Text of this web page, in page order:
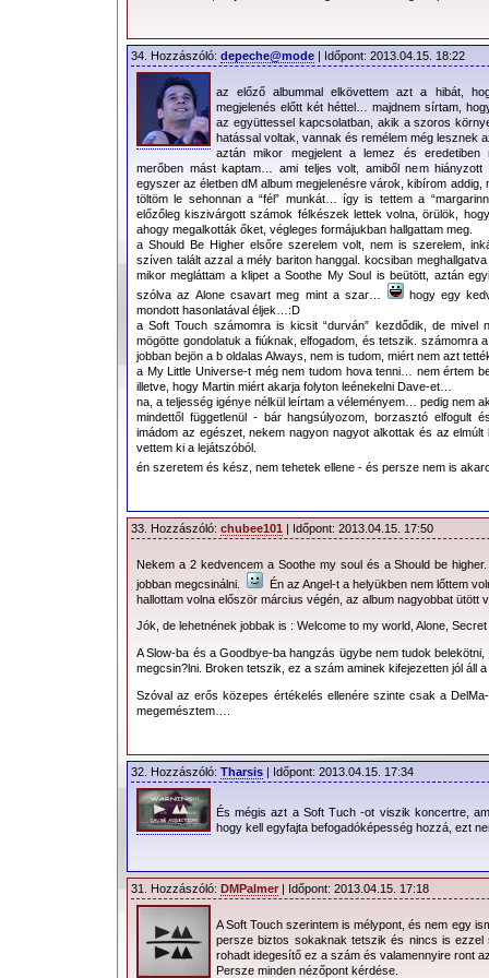
Komolyan gondolta-eMartinminden szavát vagy sem, a
rideg valóságba. Hiába a könyörgés a Mennyország örök
kell, miként azt már Zoránis megénekelte. A szerelmesek még
kapcsolatuk hamarosan a végéhez ér. A szerelem könyve
Énekére, másrészt Pál apostolnak a Korinthosziakhoz írt
része – én inkább ez utóbbira tippelnék)nem volt elég ahhoz,
A dal különleges megoldása (ami eddig inkább
végig amásikatjelöli meg („the problem should have been
ő maga követett el valamit még annak előtte(„if it hadn’t been me”).
Zárójelben jegyzem meg, hogy amiótaDave Gahan
olyan anyag, amikorDavedalai tökéletes elegyet alkotnak a
AMy Little Universemár a pokolba vezető utat, a megőrülés
utóérzéssel. A magába zárkózott (elhagyott?) szerelmes,
királynak érzi magát, és ahová nem teheti be a lábát senki, de
vele, éspróbálja uralma alatt tartani a kitörni készülő farkasokat,
A következő dal, aSlowakár egyTakáts Tamás - Dirty
szexuális töltetét ragadva ki), ha nem adepeCHe MODE
pontján csendülne fel. Az előző dal tükrében ugyanis ez a
vágyó szerelmes fohászának tűnik.
Lassan, lassan, amilyen
érezzük, hogy a lemez mindjárt megakad. Bakeliten hallgatva,
lejátszás sebességét, de szerencsére megtették ezt helyettünk a
Broken az első nóta, amelyben a segítő jobbot nyújtó
melyik szimpatikus) szól az eltévelyedett bárányhoz. A dal
kedves iránti együttérzéstől, a természet felett uralkodni akaró
sajnálkozásig bármit kiolvashatunk, ami ismét Davedalszerzői
lehetőségét, hogy valaki az utolsó pillanatbanelkapja karunk,
zuhannánk.
halljuk, hogy az idő egyre fogy, a mai öreg „rocker” már arra
A baljóslatú
feneketlen mélység és a halál sötétje látszik
, gyermeki
lelke
uralmat.A kritikák által leginkább földbe gyalult nóta olyan
mindennapok keserűsége által felőrlődő emberé, akinek
Megint csak nem adepeCHe MODElenne, ha ennyi
hangfalba, mintDavetette fénykorában aTold You So
kezdenének azon vekengeni, hogy vajon ténylegpuhányok
csöpögősek. Sőt, aSoft Touch/Raw Nervetovábbmegy,
kesergés csak lehúzza magával az embert
és szinte
öniróniával nem is fordulhatna maga felé akényes / fájó témákkal
34. Hozzászóló: depeche@mode | Időpont: 2013.04.15. 18:22
az előző albummal elkövettem azt a hibát,
megjelenés előtt két héttel… majdnem sírtam,
az együttessel kapcsolatban, akik a szoros
hatással voltak, vannak és remélem még lesznek
aztán mikor megjelent a lemez és eredetiben
merőben mást kaptam… ami teljes volt, amiből nem
egyszer az életben dM album megjelenésre várok, kibírom addig,
töltöm le sehonnan a “fél” munkát… így is tettem a
előzőleg kiszivárgott számok félkészek lettek volna, örülök,
ahogy megalkották őket, végleges formájukban hallgattam meg.
a Should Be Higher elsőre szerelem volt, nem is szerelem,
szíven talált azzal a mély bariton hanggal. kocsiban
mikor megláttam a klipet a Soothe My Soul is beütött, aztán
szólva az Alone csavart meg mint a szar…
hogy egy
mondott hasonlatával éljek…:D
a Soft Touch számomra is kicsit “durván” kezdődik, de mivel
mögötte gondolatuk a fiúknak, elfogadom, és tetszik. számomra
jobban bejön a b oldalas Always, nem is tudom, miért nem azt
a My Little Universe-t még nem tudom hova tenni… nem értem
illetve, hogy Martin miért akarja folyton leénekelni Dave-et…
na, a teljesség igénye nélkül leírtam a véleményem… pedig nem
mindettől függetlenül - bár hangsúlyozom, borzasztó elfogult
imádom az egészet, nekem nagyon nagyot alkottak és az
vettem ki a lejátszóból.
én szeretem és kész, nem tehetek ellene - és persze nem is
33. Hozzászóló: chubee101 | Időpont: 2013.04.15. 17:50
Nekem a 2 kedvencem a Soothe my soul és a Should be
jobban megcsinálni.
Én az Angel-t a helyükben nem lőttem
hallottam volna először március végén, az album nagyobbat ütött
Jók, de lehetnének jobbak is : Welcome to my world, Alone,
A Slow-ba és a Goodbye-ba hangzás ügybe nem tudok
megcsin?lni. Broken tetszik, ez a szám aminek kifejezetten jól áll
Szóval az erős közepes értékelés ellenére szinte csak a
megemésztem….
32. Hozzászóló: Tharsis | Időpont: 2013.04.15. 17:34
És mégis azt a Soft Tuch -ot viszik koncertre,
hogy kell egyfajta befogadóképesség hozzá, ezt
31. Hozzászóló: DMPalmer | Időpont: 2013.04.15. 17:18
A Soft Touch szerintem is mélypont, és nem egy
persze biztos sokaknak tetszik és nincs is ezzel
rohadt idegesítő ez a szám és valamennyire ront
Persze minden nézőpont kérdése.